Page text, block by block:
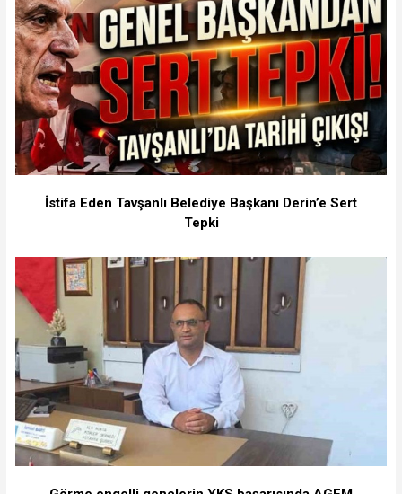
İstifa Eden Tavşanlı Belediye Başkanı Derin’e Sert
Tepki